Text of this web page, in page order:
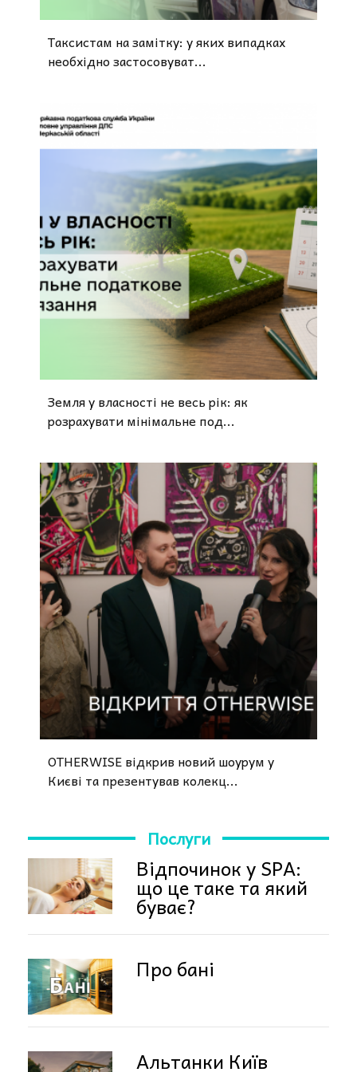
Таксистам на замітку: у яких випадках
необхідно застосовуват...
Земля у власності не весь рік: як
розрахувати мінімальне под...
OTHERWISE відкрив новий шоурум у
Києві та презентував колекц...
Послуги
Відпочинок у SPA:
що це таке та який
буває?
Про бані
Альтанки Київ